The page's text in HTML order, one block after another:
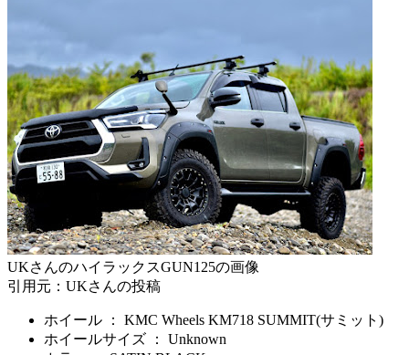
UKさんのハイラックスGUN125の画像
引用元：UKさんの投稿
ホイール ： KMC Wheels KM718 SUMMIT(サミット)
ホイールサイズ ： Unknown